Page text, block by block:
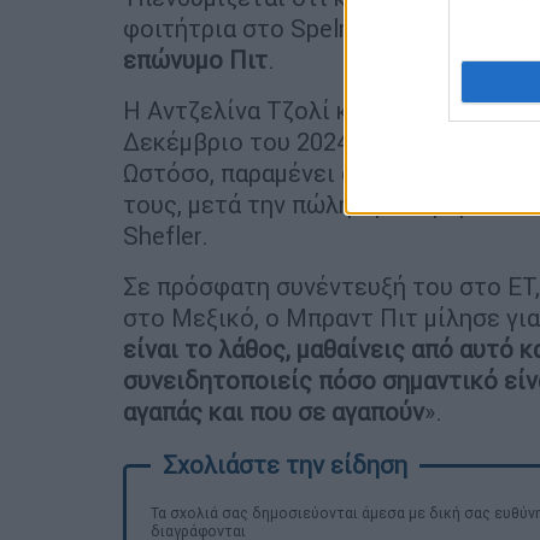
φοιτήτρια στο Spelman College,
επώνυμο Πιτ.
Η Αντζελίνα Τζολί και ο Μπραντ Πιτ
Δεκέμβριο του 2024,
Ωστόσο, παραμένει ανοιχτό το
τους, μετά την πώληση του μεριδίου
Shefler.
Σε πρόσφατη συνέντευξή του στο
στο Μεξικό, ο Μπραντ Πιτ μίλησε
είναι το λάθος, μαθαίνεις από αυτό
συνειδητοποιείς πόσο σημαντικό
αγαπάς και που σε αγαπούν».
Τα σχολιά σας δημοσιεύονται άμεσα με δική σας
διαγράφονται